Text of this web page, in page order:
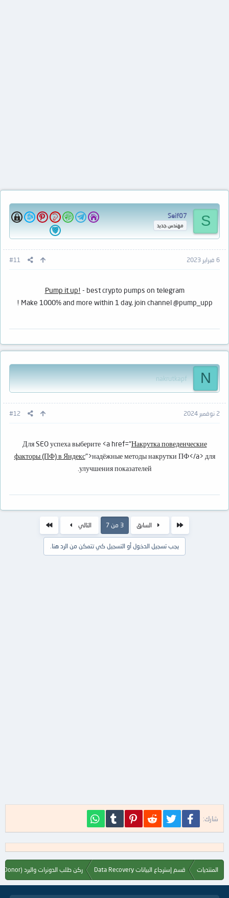
S
Seif07
مهندس جديد
6 فبراير 2023 #11
Pump it up! - best crypto pumps on telegram
Make 1000% and more within 1 day, join channel @pump_upp !
N
nakrutkapf
2 نوفمبر 2024 #12
Для SEO успеха выберите <a href="Накрутка поведенческие
факторы (ПФ) в Яндекс">надёжные методы накрутки ПФ</a> для
улучшения показателей.
السابق 3 من 7 التالي
يجب تسجيل الدخول أو التسجيل كي تتمكن من الرد هنا.
شارك: فيسبوك تويتر Reddit
Pinterest
Tumblr
المنتديات قسم إسترجاع البيانات Data Recovery ركن طلب الدونرات والبرد Hard Drive (PCB,Donor)